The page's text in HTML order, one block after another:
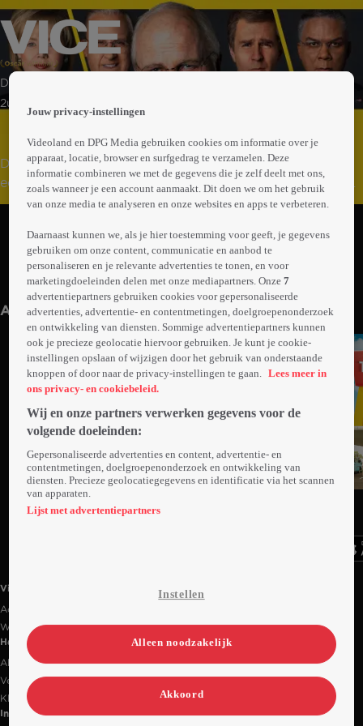
Drama | Komedie
2uur07min
Dick Cheney groeit uit van een stuurloze jongeman tot
een machtige figuur in Washington. Als hij vicepresident
wordt onder George W. Bush, benut hij de ruimte achter
beïnvloeden, met ingrijpende gevolgen voor binnen‑ en
buitenlands beleid.
Abonneren op Videoland
Meer
info
Anderen kijken ook
Ga
naar
Videoland
Actiecode
Werken bij RTL
Handige links
Alle films & series
Veelgestelde vragen
Klantenservice
Informatie
Jouw privacy-instellingen
Videoland en DPG Media gebruiken cookies om informatie over je
apparaat, locatie, browser en surfgedrag te verzamelen. Deze
informatie combineren we met de gegevens die je zelf deelt met ons,
zoals wanneer je een account aanmaakt. Dit doen we om het gebruik
van onze media te analyseren en onze websites en apps te verbeteren.
Daarnaast kunnen we, als je hier toestemming voor geeft, je gegevens
gebruiken om onze content, communicatie en aanbod te
personaliseren en je relevante advertenties te tonen, en voor
marketingdoeleinden delen met onze mediapartners. Onze7
advertentiepartners gebruiken cookies voor gepersonaliseerde
advertenties, advertentie- en contentmetingen, doelgroepenonderzoek
en ontwikkeling van diensten. Sommige advertentiepartners kunnen
ook je precieze geolocatie hiervoor gebruiken. Je kunt je cookie-
instellingen opslaan of wijzigen door het gebruik van onderstaande
knoppen of door naar de privacy-instellingen te gaan.
Lees meer in
ons privacy- en cookiebeleid.
Wij en onze partners verwerken gegevens voor de
volgende doeleinden:
Gepersonaliseerde advertenties en content, advertentie- en
contentmetingen, doelgroepenonderzoek en ontwikkeling van
diensten. Precieze geolocatiegegevens en identificatie via het scannen
van apparaten.
Lijst met advertentiepartners
Instellen
Alleen noodzakelijk
Akkoord